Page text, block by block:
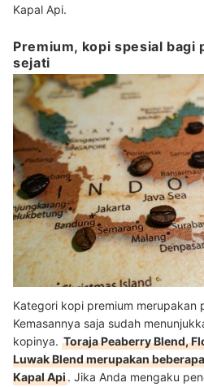
Kapal Api.
Premium, kopi spesial bagi
sejati
Kategori kopi premium merupakan
Kemasannya saja sudah
kopinya. Toraja Peaberry Blend,
Luwak Blendmerupakan
Kapal Api. Jika Anda mengaku